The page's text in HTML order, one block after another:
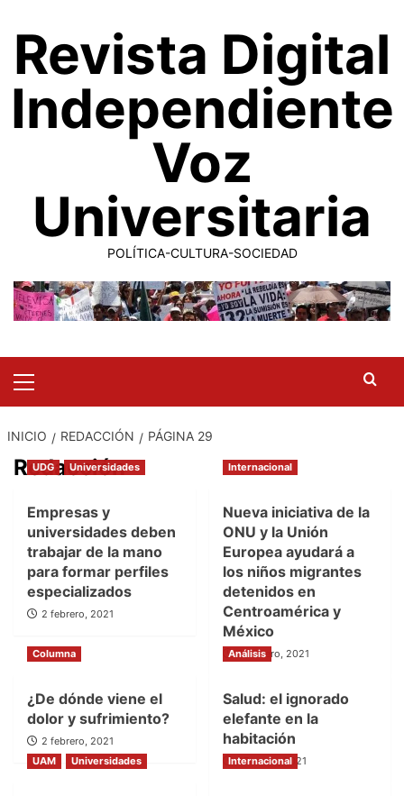
contenido
Revista Digital
Independiente
Voz
Universitaria
POLÍTICA-CULTURA-SOCIEDAD
Menu
INICIO REDACCIÓN PÁGINA 29
Redacción
UDG Universidades
Empresas y
universidades deben
trabajar de la mano
para formar perfiles
especializados
2 febrero, 2021
Internacional
Nueva iniciativa de la
ONU y la Unión
Europea ayudará a
los niños migrantes
detenidos en
Centroamérica y
México
2 febrero, 2021
Columna
¿De dónde viene el
dolor y sufrimiento?
2 febrero, 2021
Análisis
Salud: el ignorado
elefante en la
habitación
27 enero, 2021
UAM Universidades Internacional